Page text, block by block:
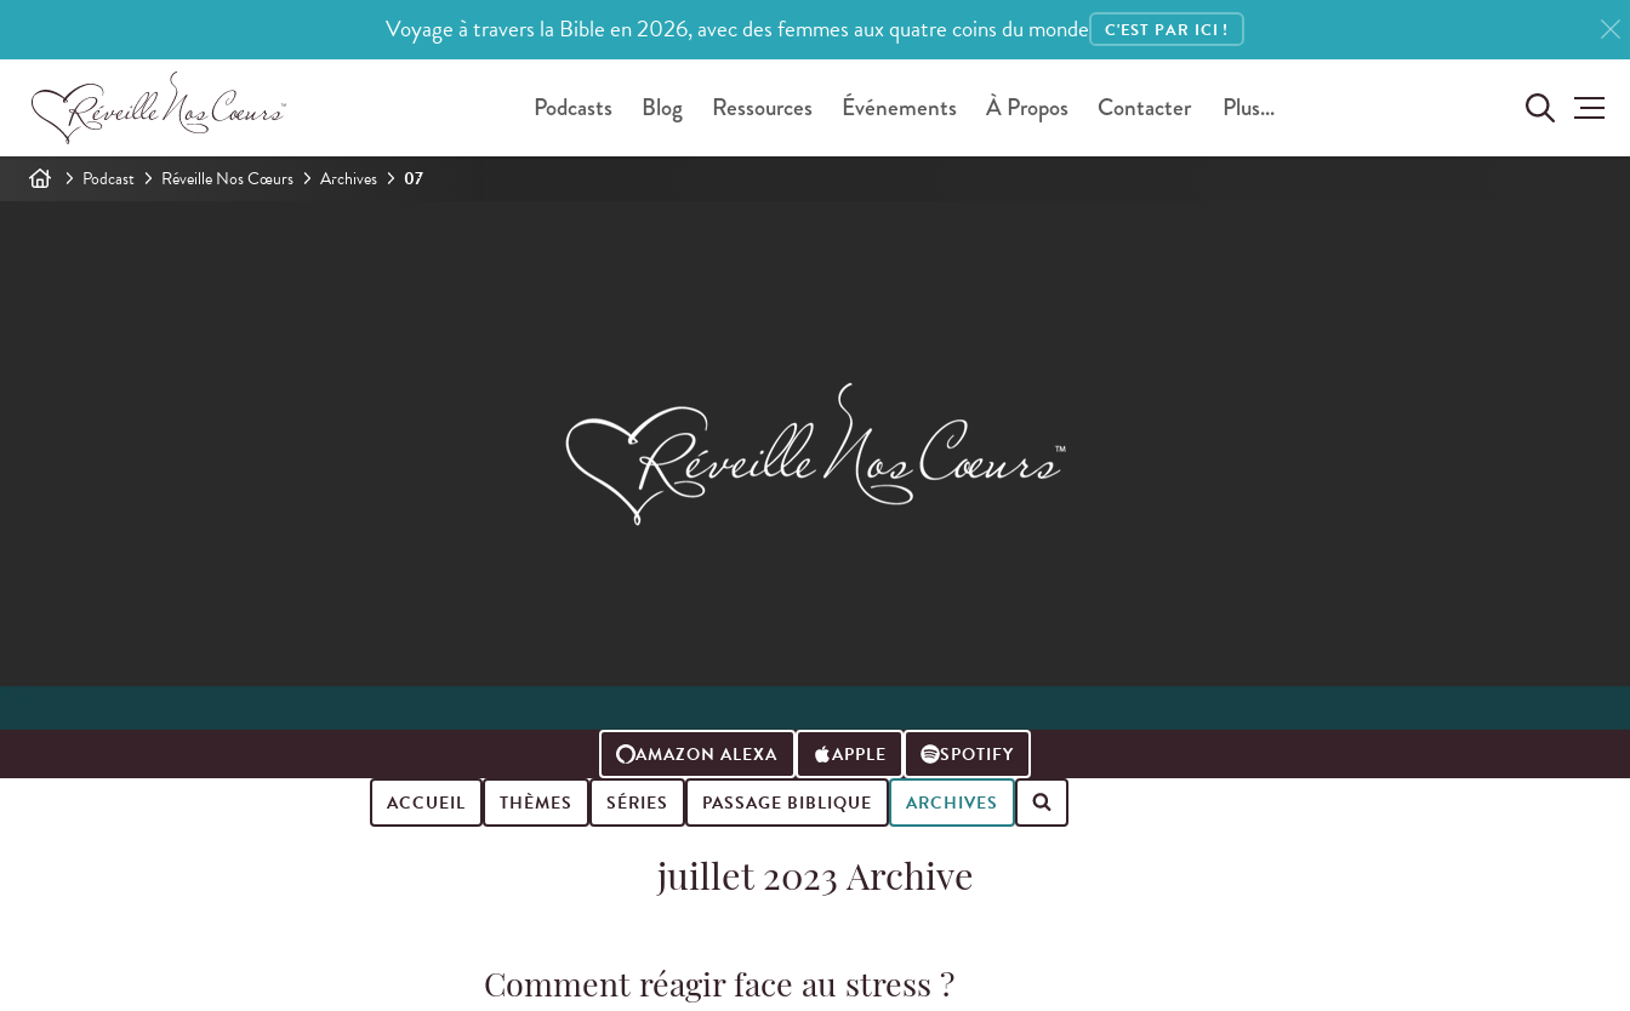
Voyage à travers la Bible en 2026, avec des femmes aux quatre coins du monde C'EST PAR ICI !
Podcasts Blog Ressources Événements À Propos Contacter Plus...
Podcast Réveille Nos Cœurs Archives 07
AMAZON ALEXA APPLE
SPOTIFY
ACCUEIL
THÈMES SÉRIES PASSAGE BIBLIQUE ARCHIVES
juillet 2023 Archive
Comment réagir face au stress ?